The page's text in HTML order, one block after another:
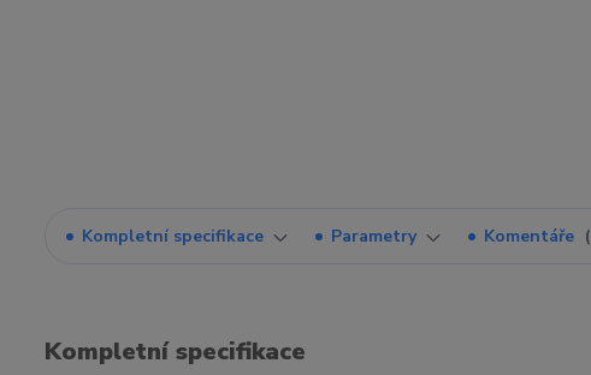
Kompletní specifikace Parametry Komentáře
Kompletní specifikace